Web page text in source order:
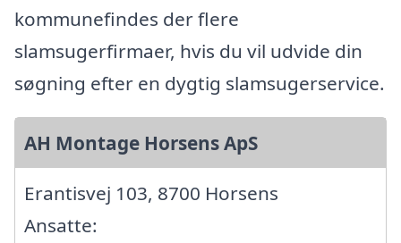
kommunefindes der flere
slamsugerfirmaer, hvis du vil udvide din
søgning efter en dygtig slamsugerservice.
AH Montage Horsens ApS
Erantisvej 103, 8700 Horsens
Ansatte: